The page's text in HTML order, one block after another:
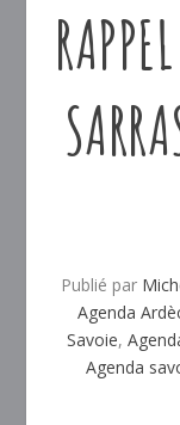
Publié par
Agenda
Savoie,
Agenda